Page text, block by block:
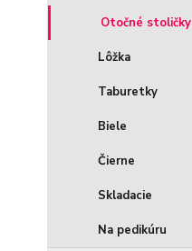
Otočné stoličky
Lôžka
Taburetky
Biele
Čierne
Skladacie
Na pedikúru